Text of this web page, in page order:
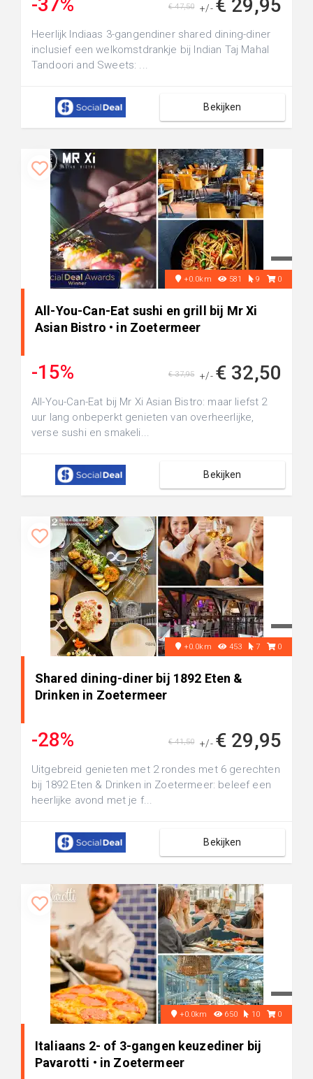
+/- € 29,95
€ 47,50
Heerlijk Indiaas 3-gangendiner shared dining-diner
inclusief een welkomstdrankje bij Indian Taj Mahal
Tandoori and Sweets: ...
Bekijken
+0.0km 581 9 0
All-You-Can-Eat sushi en grill bij Mr Xi
Asian Bistro • in Zoetermeer
-15% +/- € 32,50
€ 37,95
All-You-Can-Eat bij Mr Xi Asian Bistro: maar liefst 2
uur lang onbeperkt genieten van overheerlijke,
verse sushi en smakeli...
Bekijken
+0.0km 453 7 0
Shared dining-diner bij 1892 Eten &
Drinken in Zoetermeer
-28% +/- € 29,95
€ 41,50
Uitgebreid genieten met 2 rondes met 6 gerechten
bij 1892 Eten & Drinken in Zoetermeer: beleef een
heerlijke avond met je f...
Bekijken
+0.0km 650 10 0
Italiaans 2- of 3-gangen keuzediner bij
Pavarotti • in Zoetermeer